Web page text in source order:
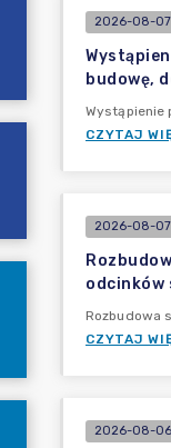
2026-08-07
budowę,
Wystąpienie
CZYTAJ
2026-08-
odcinków
Rozbudowa
CZYTAJ
2026-08-06